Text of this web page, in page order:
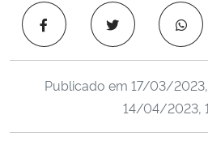
Ministério de Minas e Energia
Ministério da Ciência, Tecnologia, Inovações
Ministério do Meio Ambiente
Ministério do Turismo
Publicado em 17/03/
14/04/2023,